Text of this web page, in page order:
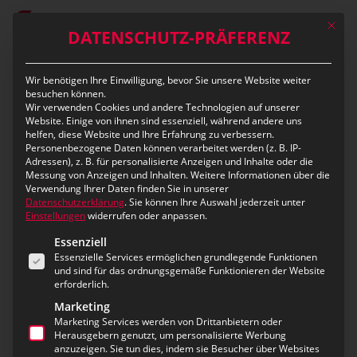
Skip
content
Category
Recruting Team
Mit
DATENSCHUTZ-PRÄFERENZ
Wir benötigen Ihre Einwilligung, bevor Sie unsere Website weiter
besuchen können.
Wir verwenden Cookies und andere Technologien auf unserer
Website. Einige von ihnen sind essenziell, während andere uns
helfen, diese Website und Ihre Erfahrung zu verbessern.
Personenbezogene Daten können verarbeitet werden (z. B. IP-
Adressen), z. B. für personalisierte Anzeigen und Inhalte oder die
Messung von Anzeigen und Inhalten.Weitere Informationen über die
Verwendung Ihrer Daten finden Sie in unserer
Datenschutzerklärung.Sie können Ihre Auswahl jederzeit unter
Einstellungenwiderrufen oder anpassen.
Es folgt eine Liste der Service-Gruppen, für die eine
Essenziell
Essenzielle Services ermöglichen grundlegende Funktionen
und sind für das ordnungsgemäße Funktionieren der Website
erforderlich.
Marketing
Marketing Services werden von Drittanbietern oder
Herausgebern genutzt, um personalisierte Werbung
anzuzeigen. Sie tun dies, indem sie Besucher über Websites